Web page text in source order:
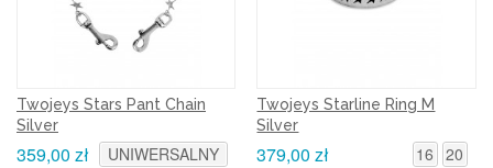
Twojeys Stars Pant Chain
Silver
UNIWERSALNY
359,00 zł
Twojeys Starline Ring M
Silver
16 20
379,00 zł